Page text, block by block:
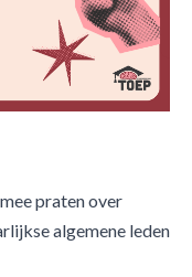
praten over
algemene leden